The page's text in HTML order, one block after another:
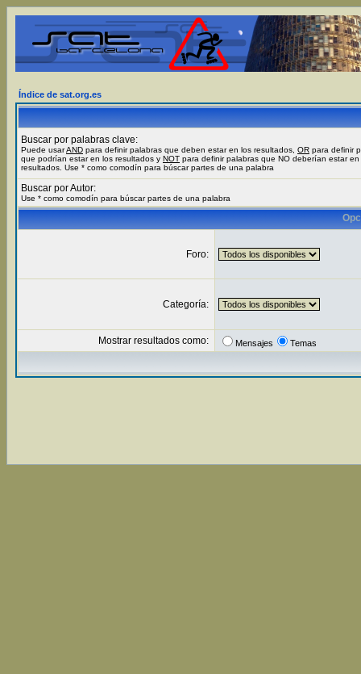
Índice de sat.org.es
Buscar por palabras clave:
Puede usarAND para definir palabras que deben estar en los resultados, OR para definir
que podrían estar en los resultados y NOT para definir palabras que NO deberían estar en
resultados. Use * como comodín para búscar partes de una palabra
Buscar por Autor:
Use * como comodín para búscar partes de una palabra
Foro:
Categoría:
Mostrar resultados como: Mensajes Temas